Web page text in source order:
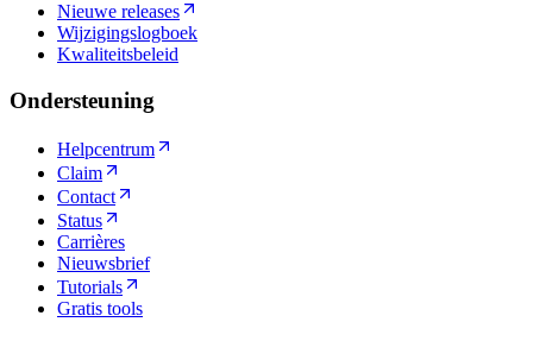
Nieuwe releases
Wijzigingslogboek
Kwaliteitsbeleid
Ondersteuning
Helpcentrum
Claim
Contact
Status
Carrières
Nieuwsbrief
Tutorials
Gratis tools